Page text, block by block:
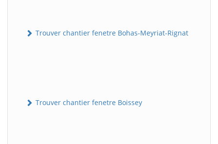
Trouver chantier fenetre Bohas-Meyriat-Rignat
Trouver chantier fenetre Boissey